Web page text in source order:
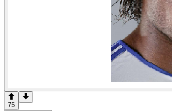
75